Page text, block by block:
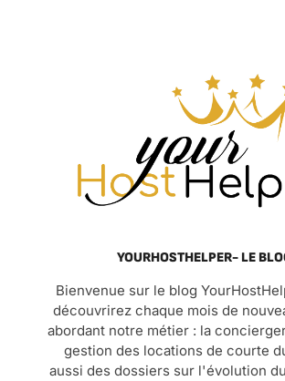
YOURHOSTHELPER- LE
Bienvenue sur le blog
découvrirez chaque mois de
abordant notre métier : la
gestion des locations de courte
aussi des dossiers sur l'évolution